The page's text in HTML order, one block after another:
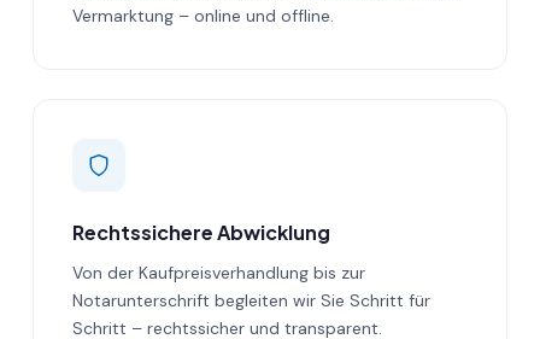
Vermarktung – online und offline.
Rechtssichere Abwicklung
Von der Kaufpreisverhandlung bis zur
Notarunterschrift begleiten wir Sie Schritt für
Schritt – rechtssicher und transparent.